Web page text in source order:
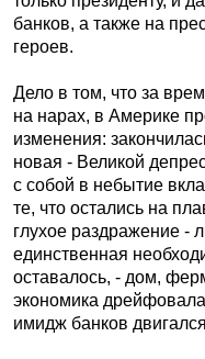
банков, а также на
героев.
Дело в том, что за
на нарах, в Америке
изменения:
новая - Великой
с собой в небытие
те, что остались на
глухое раздражение -
единственная
оставалось, - дом,
экономика
имидж банков